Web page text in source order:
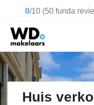
0/10 (50 funda
Huis